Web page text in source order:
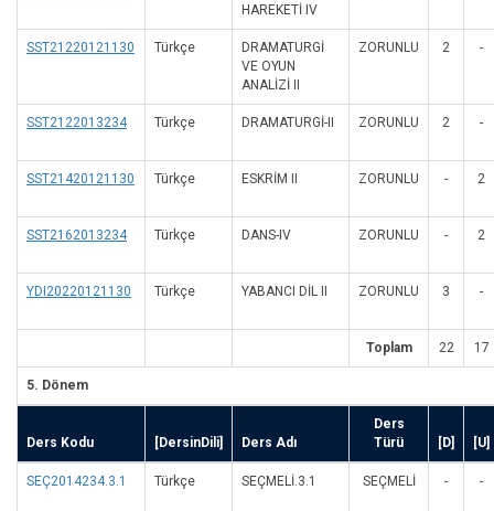
HAREKETİ IV
SST21220121130 Türkçe
DRAMATURGİ
VE OYUN
ANALİZİ II
ZORUNLU 2 -
SST2122013234 Türkçe DRAMATURGİ-II ZORUNLU 2 -
SST21420121130 Türkçe ESKRİM II ZORUNLU - 2
SST2162013234 Türkçe DANS-IV ZORUNLU - 2
YDI20220121130 Türkçe YABANCI DİL II ZORUNLU 3 -
Toplam 22 17
5. Dönem
Ders Kodu [DersinDili] Ders Adı
Ders
Türü
[D] [U]
SEÇ2014234.3.1 Türkçe SEÇMELİ.3.1 SEÇMELI - -